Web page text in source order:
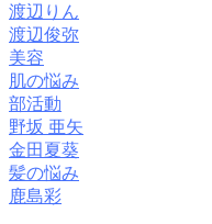
渡辺りん
渡辺俊弥
美容
肌の悩み
部活動
野坂 亜矢
金田夏葵
髪の悩み
鹿島彩